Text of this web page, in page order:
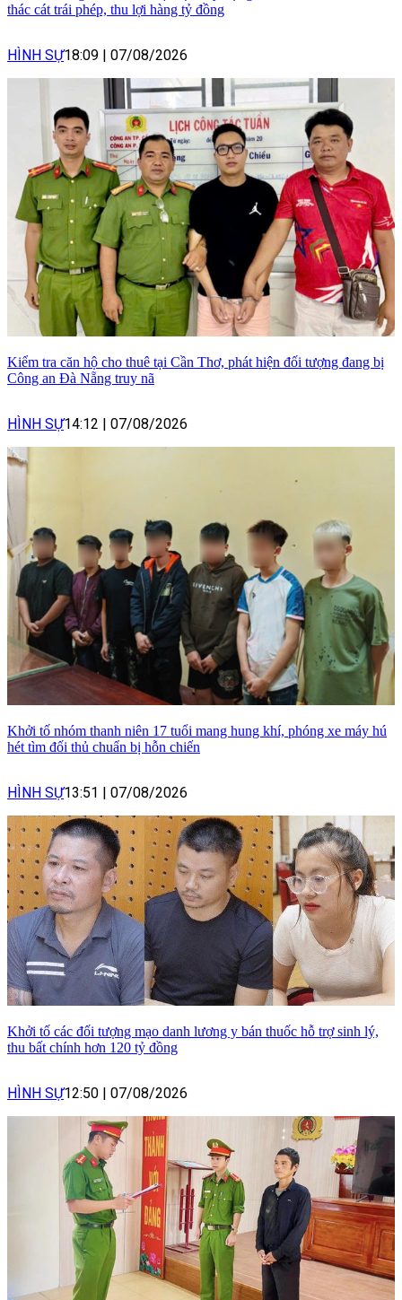
thác cát trái phép, thu lợi hàng tỷ đồng
HÌNH SỰ18:09 | 07/08/2026
Kiểm tra căn hộ cho thuê tại Cần Thơ, phát hiện đối tượng đang bị
Công an Đà Nẵng truy nã
HÌNH SỰ14:12 | 07/08/2026
Khởi tố nhóm thanh niên 17 tuổi mang hung khí, phóng xe máy hú
hét tìm đối thủ chuẩn bị hỗn chiến
HÌNH SỰ13:51 | 07/08/2026
Khởi tố các đối tượng mạo danh lương y bán thuốc hỗ trợ sinh lý,
thu bất chính hơn 120 tỷ đồng
HÌNH SỰ12:50 07/08/2026